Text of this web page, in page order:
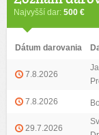
Najvyšší dar: 500 €
Dátum darovania
7.8.2026
7.8.2026
29.7.2026